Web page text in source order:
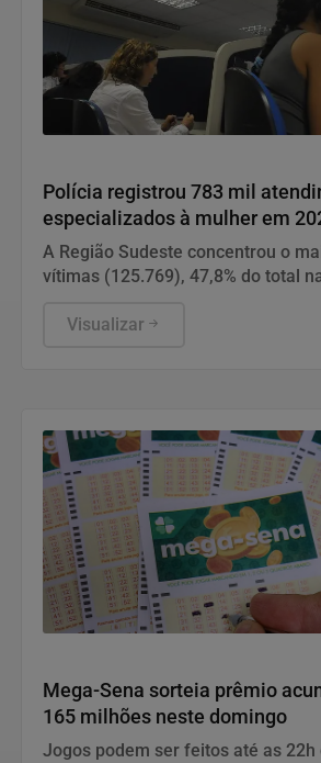
Polícia registrou 783 mil
especializados à mulher em
A Região Sudeste concentrou o
vítimas (125.769), 47,8% do total
Visualizar
Mega-Sena sorteia prêmio
165 milhões neste domingo
Jogos podem ser feitos até as 22h